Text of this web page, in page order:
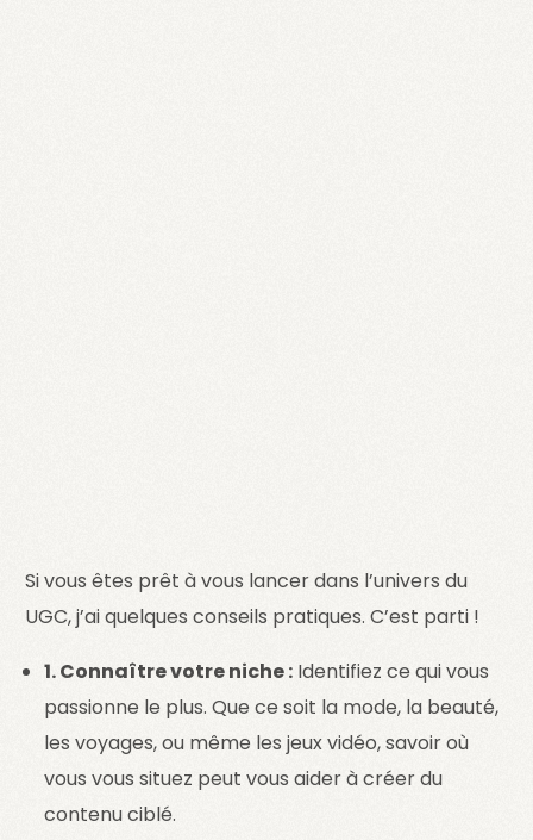
Si vous êtes prêt à vous lancer dans l’univers du
UGC, j’ai quelques conseils pratiques. C’est parti !
1. Connaître votre niche : Identifiez ce qui vous
passionne le plus. Que ce soit la mode, la beauté,
les voyages, ou même les jeux vidéo, savoir où
vous vous situez peut vous aider à créer du
contenu ciblé.